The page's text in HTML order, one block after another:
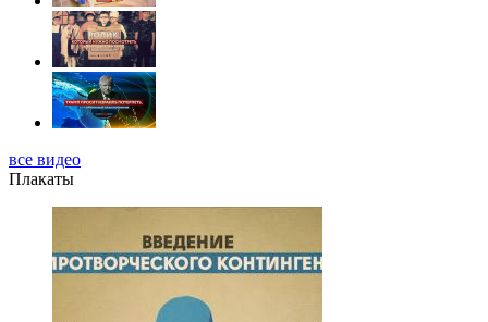
все видео
Плакаты